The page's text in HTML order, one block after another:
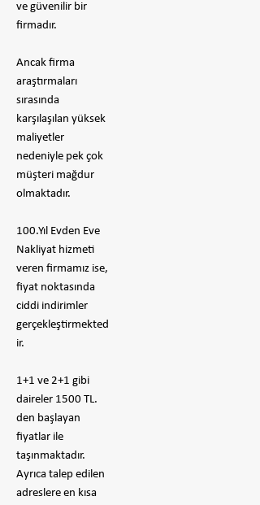
ve güvenilir bir
firmadır.
​Ancak firma
araştırmaları
sırasında
karşılaşılan yüksek
maliyetler
nedeniyle pek çok
müşteri mağdur
olmaktadır.
100.Yıl Evden Eve
Nakliyat hizmeti
veren firmamız ise,
fiyat noktasında
ciddi indirimler
gerçekleştirmekted
ir.
1+1 ve 2+1 gibi
daireler 1500 TL.
den başlayan
fiyatlar ile
taşınmaktadır.
Ayrıca talep edilen
adreslere en kısa